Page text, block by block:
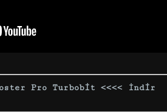
Pro Turbobit <<<< İndir